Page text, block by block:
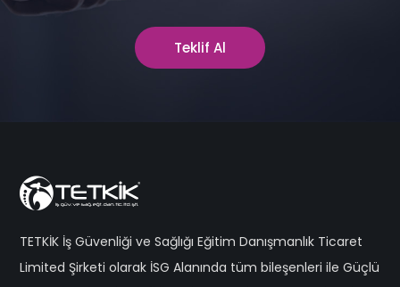
Teklif Al
TETKİK İş Güvenliği ve Sağlığı Eğitim Danışmanlık Ticaret
Limited Şirketi olarak İSG Alanında tüm bileşenleri ile Güçlü